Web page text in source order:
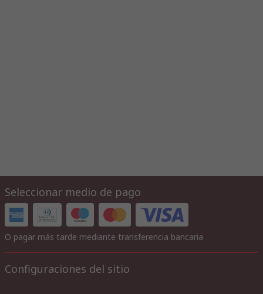
Seleccionar medio de pago
O pagar más tarde mediante transferencia bancaria
Configuraciones del sitio